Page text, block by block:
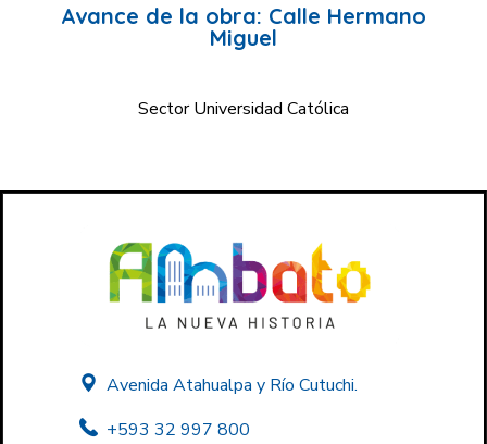
Avance de la obra: Calle Hermano
Miguel
Sector Universidad Católica
Avenida Atahualpa y Río Cutuchi.
+593 32 997 800